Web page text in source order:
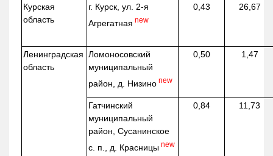
Курская
область
г. Курск, ул. 2-я
Агрегатная new
0,43 26,67
Ленинградская
область
Ломоносовский
муниципальный
район, д. Низино new
0,50 1,47
Гатчинский
муниципальный
район, Сусанинское
с. п., д. Красницы new
0,84 11,73